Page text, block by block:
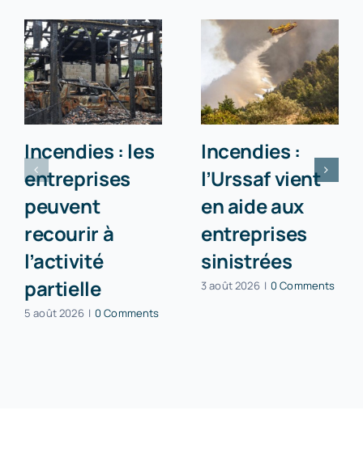
Incendies : les
entreprises
peuvent
recourir à
l’activité
partielle
5 août 2026 | 0 Comments
Incendies :
l’Urssaf vient
en aide aux
entreprises
sinistrées
3 août 2026 | 0 Comments